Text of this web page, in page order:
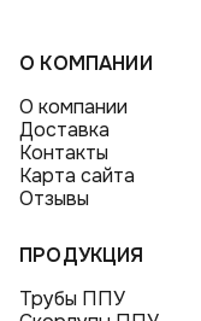
О КОМПАНИИ
О компании
Доставка
Контакты
Карта сайта
Отзывы
ПРОДУКЦИЯ
Трубы ППУ